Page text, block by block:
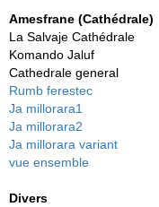
Amesfrane (Cathédrale)
La Salvaje Cathédrale
Komando Jaluf
Cathedrale general
Rumb ferestec
Ja millorara1
Ja millorara2
Ja millorara variant
vue ensemble
Divers